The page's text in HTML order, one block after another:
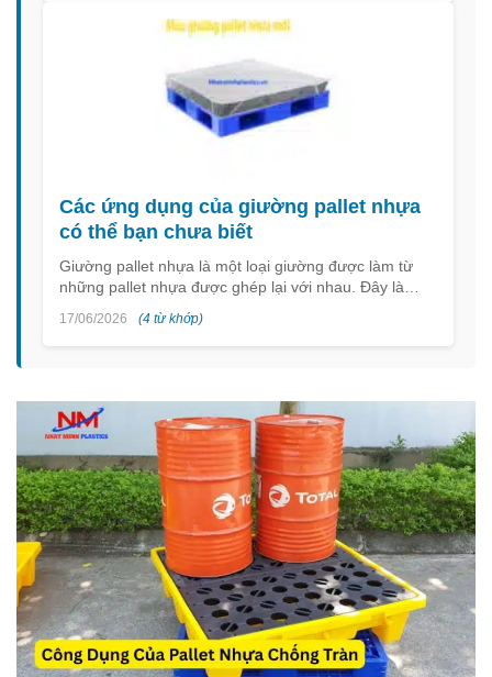
Các ứng dụng của giường pallet nhựa
có thể bạn chưa biết
Giường pallet nhựa là một loại giường được làm từ
những pallet nhựa được ghép lại với nhau. Đây là…
17/06/2026 (4 từ khớp)